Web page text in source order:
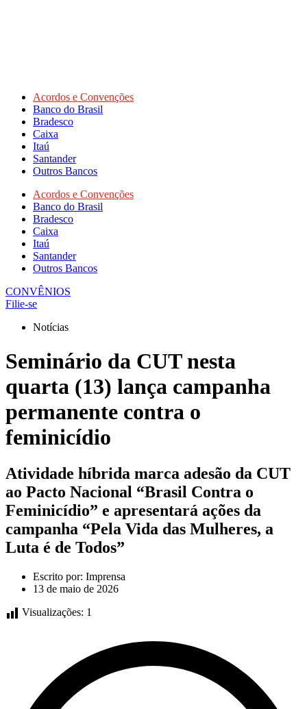
Acordos e Convenções
Banco do Brasil
Bradesco
Caixa
Itaú
Santander
Outros Bancos
Acordos e Convenções
Banco do Brasil
Bradesco
Caixa
Itaú
Santander
Outros Bancos
CONVÊNIOS
Filie-se
Notícias
Seminário da CUT nesta
quarta (13) lança campanha
permanente contra o
feminicídio
Atividade híbrida marca adesão da CUT
ao Pacto Nacional “Brasil Contra o
Feminicídio” e apresentará ações da
campanha “Pela Vida das Mulheres, a
Luta é de Todos”
Escrito por: Imprensa
13 de maio de 2026
Visualizações: 1